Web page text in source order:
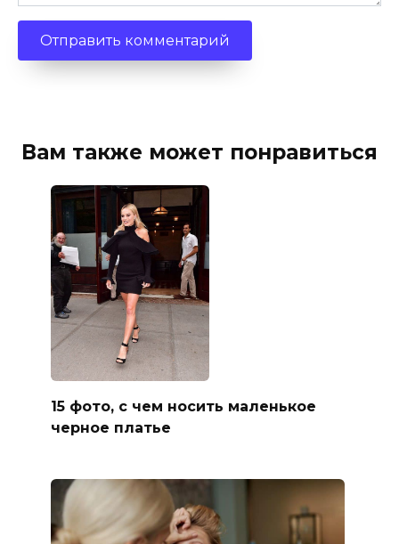
Вам также может понравиться
15 фото, с чем носить маленькое
черное платье